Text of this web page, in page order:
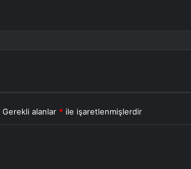
Gerekli alanlar * ile işaretlenmişlerdir